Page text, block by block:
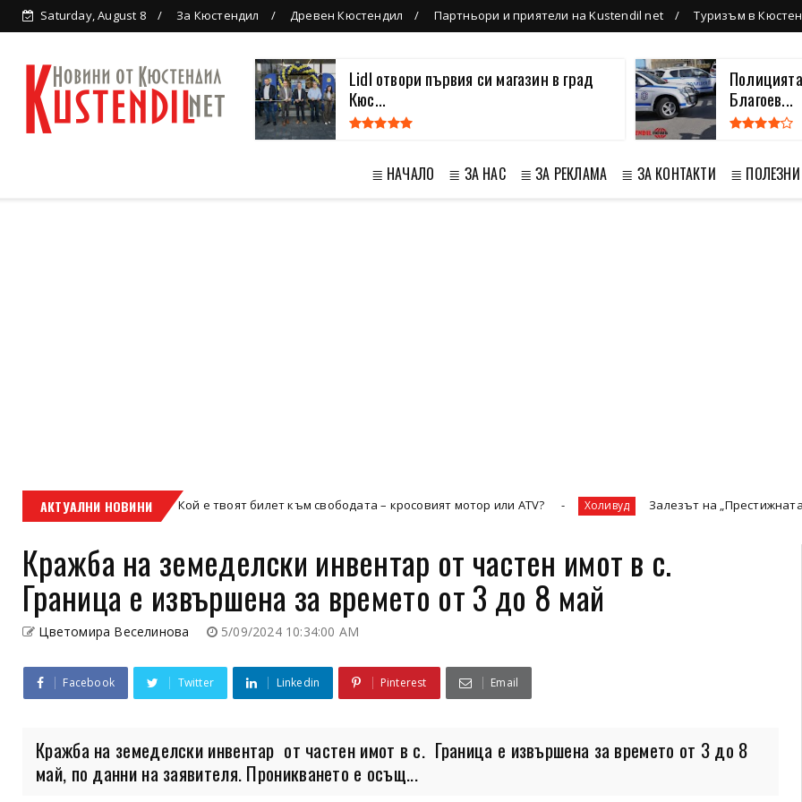
Saturday, August 8 За Кюстендил Древен Кюстендил Партньори и приятели на Kustendil net Туризъм в
Lidl отвори първия си магазин в град
Кюс...
Благоев...
≣ НАЧАЛО ≣ ЗА НАС ≣ ЗА РЕКЛАМА ≣ ЗА КОНТАКТИ ≣ ПОЛЕЗНИ
АКТУАЛНИ НОВИНИ
кросов мотор Кой е твоят билет към свободата – кросовият мотор или ATV? Холивуд Залезът на „Престижната
Кражба на земеделски инвентар от частен имот в с.
Граница е извършена за времето от 3 до 8 май
Цветомира Веселинова 5/09/2024 10:34:00 AM
Facebook Twitter Linkedin Pinterest Email
Кражба на земеделски инвентар от частен имот в с. Граница е извършена за времето от 3 до 8
май, по данни на заявителя. Проникването е осъщ...